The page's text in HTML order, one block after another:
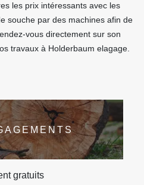
les prix intéressants avec les
souche par des machines afin de
vous directement sur son
travaux à Holderbaum elagage.
gratuits